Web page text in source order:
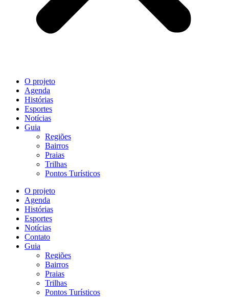
O projeto
Agenda
Histórias
Esportes
Notícias
Guia
Regiões
Bairros
Praias
Trilhas
Pontos Turísticos
O projeto
Agenda
Histórias
Esportes
Notícias
Contato
Guia
Regiões
Bairros
Praias
Trilhas
Pontos Turísticos